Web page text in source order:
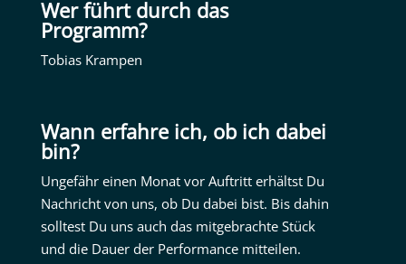
Wer führt durch das
Programm?
Tobias Krampen
Wann erfahre ich, ob ich dabei
bin?
Ungefähr einen Monat vor Auftritt erhältst Du
Nachricht von uns, ob Du dabei bist. Bis dahin
solltest Du uns auch das mitgebrachte Stück
und die Dauer der Performance mitteilen.